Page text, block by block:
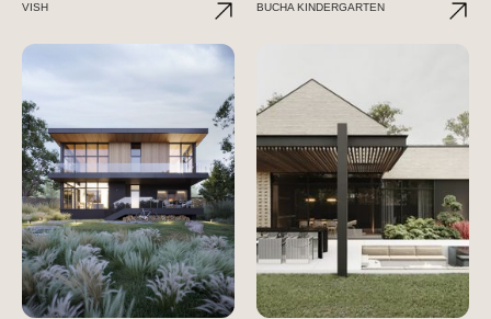
VISH BUCHA KINDERGARTEN